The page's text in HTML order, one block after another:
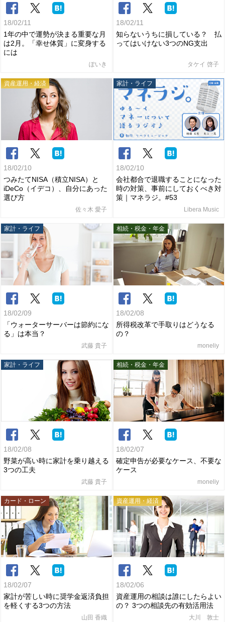
18/02/11
1年の中で運勢が決まる重要な月
は2月。「幸せ体質」に変身する
には
ぽいき
18/02/11
知らないうちに損している？ 払
ってはいけない3つのNG支出
タケイ 啓子
資産運用・経済
18/02/10
つみたてNISA（積立NISA）と
iDeCo（イデコ）、自分にあった
選び方
佐々木 愛子
家計・ライフ
18/02/10
会社都合で退職することになった
時の対策、事前にしておくべき対
策｜マネラジ。#53
Libera Music
家計・ライフ
18/02/09
「ウォーターサーバーは節約にな
る」は本当？
武藤 貴子
相続・税金・年金
18/02/08
所得税改革で手取りはどうなる
の？
moneliy
家計・ライフ
18/02/08
野菜が高い時に家計を乗り越える
3つの工夫
武藤 貴子
相続・税金・年金
18/02/07
確定申告が必要なケース、不要な
ケース
moneliy
カード・ローン
18/02/07
家計が苦しい時に奨学金返済負担
を軽くする3つの方法
山田 香織
資産運用・経済
18/02/06
資産運用の相談は誰にしたらよい
の？ 3つの相談先の有効活用法
大川 敦士